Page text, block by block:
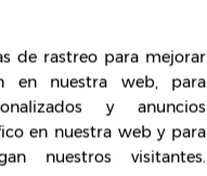
de rastreo para mejorar
en nuestra web, para
y anuncios
en nuestra web y para
nuestros visitantes.